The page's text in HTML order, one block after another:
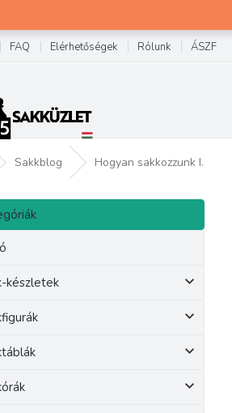
FAQ Elérhetőségek Rólunk ÁSZF
Sakkblog Hogyan sakkozzunk I.
készletek